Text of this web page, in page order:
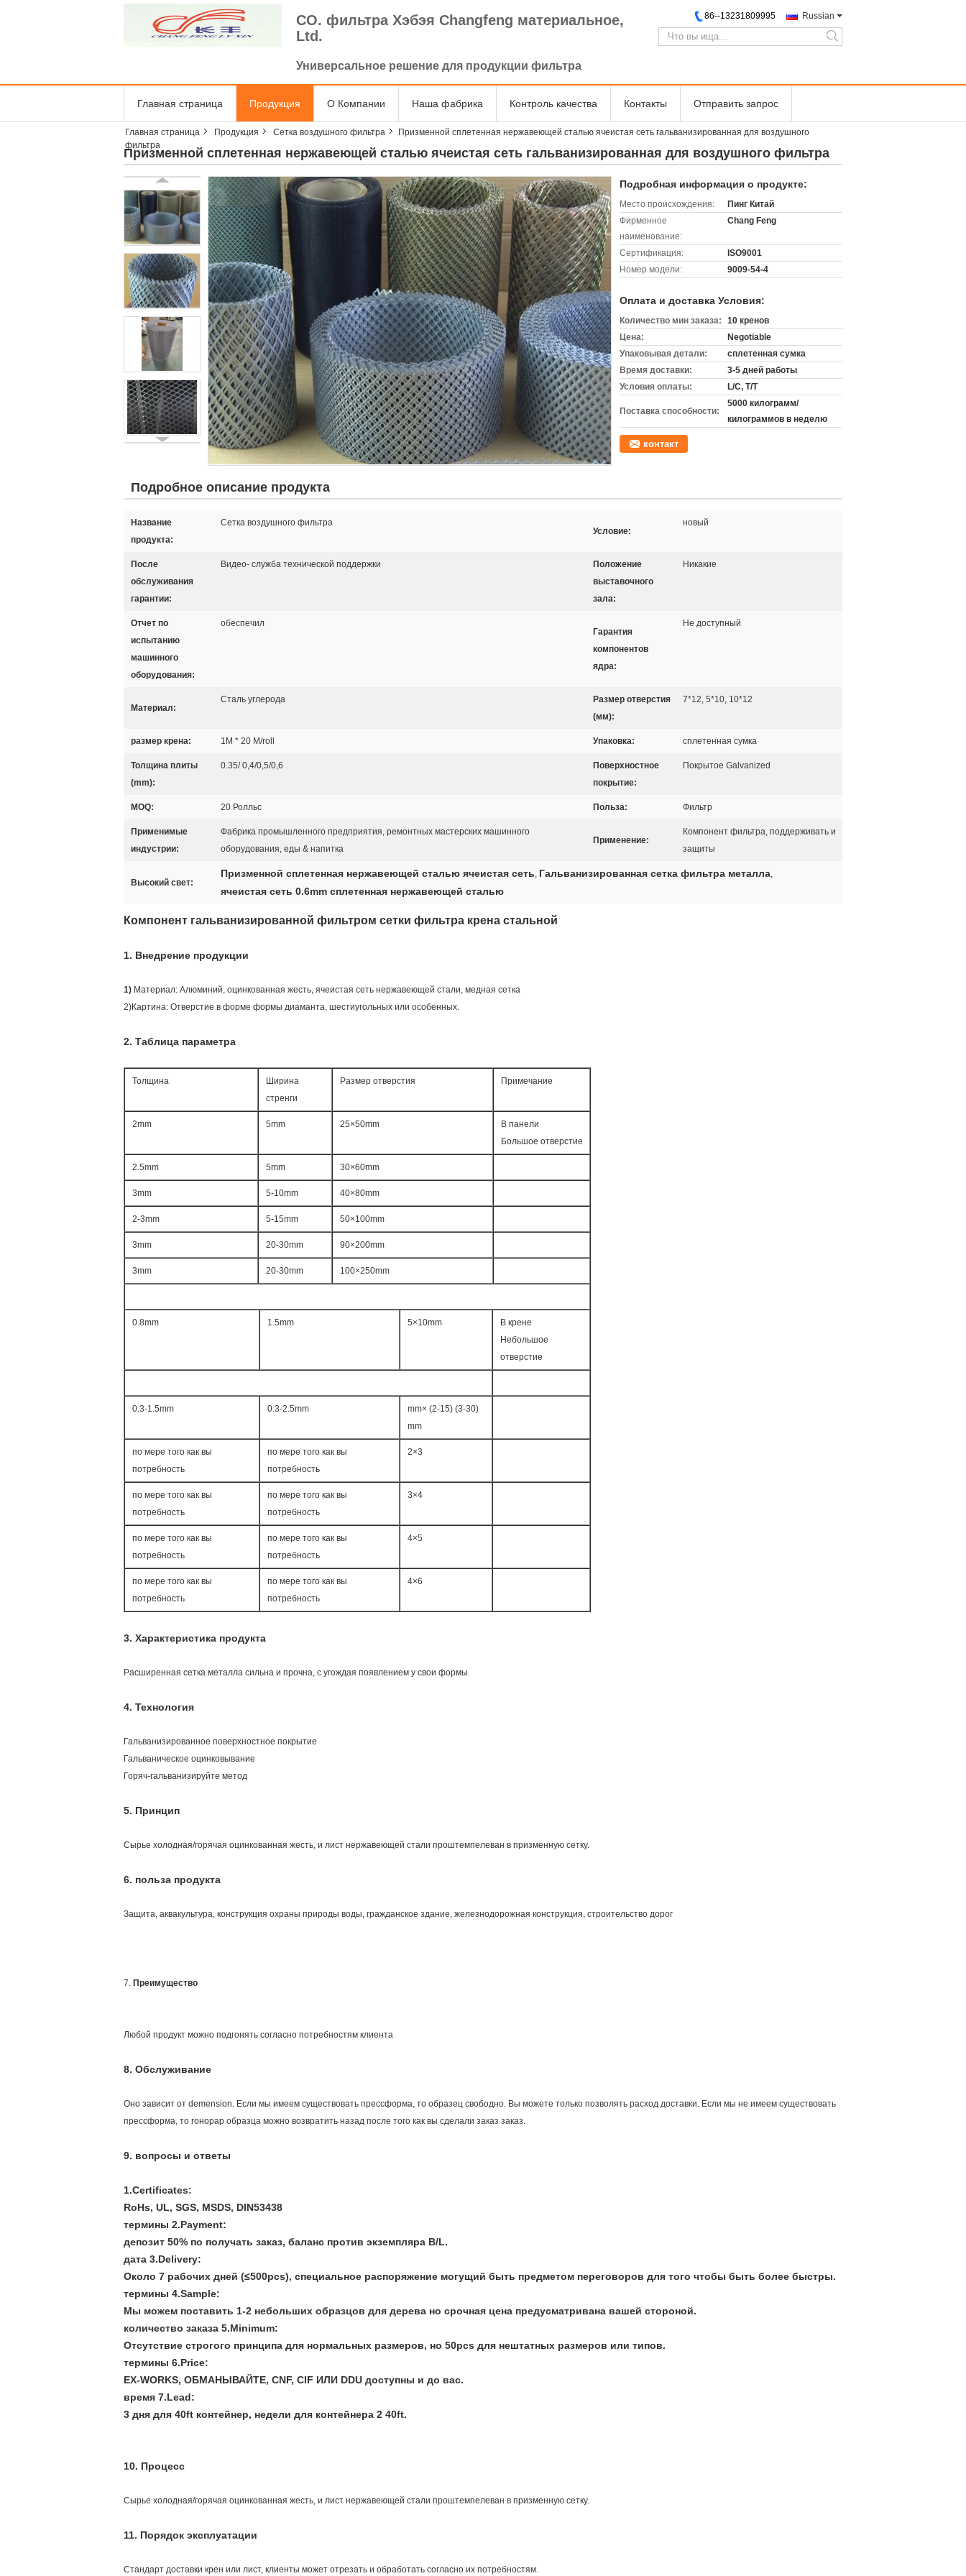
CO. фильтра Хэбэя Changfeng материальное,
Ltd.
Универсальное решение для продукции фильтра
Russian
86--13231809995
search
Главная страница Продукция О Компании Наша фабрика Контроль качества Контакты Отправить запрос
Главная страница Продукция Сетка воздушного фильтра
Призменной сплетенная нержавеющей сталью ячеистая сеть гальванизированная для воздушного
фильтра
Призменной сплетенная нержавеющей сталью ячеистая сеть гальванизированная для воздушного фильтра
Подробная информация о продукте:
Место происхождения:
Пинг Китай
Фирменное
наименование:
Chang Feng
Сертификация:
ISO9001
Номер модели:
9009-54-4
Оплата и доставка Условия:
Количество мин заказа:
10 кренов
Цена:
Negotiable
Упаковывая детали:
сплетенная сумка
Время доставки:
3-5 дней работы
Условия оплаты:
L/C, T/T
Поставка способности:
5000 килограмм/
килограммов в неделю
контакт
Подробное описание продукта
Название
продукта:
Сетка воздушного фильтра
Условие:
новый
После
обслуживания
гарантии:
Видео- служба технической поддержки
Положение
выставочного
зала:
Никакие
Отчет по
испытанию
машинного
оборудования:
обеспечил
Гарантия
компонентов
ядра:
Не доступный
Материал:
Сталь углерода
Размер отверстия
(мм):
7*12, 5*10, 10*12
размер крена: 1M * 20 M/roll Упаковка: сплетенная сумка
Толщина плиты
(mm):
0.35/ 0,4/0,5/0,6
Поверхностное
покрытие:
Покрытое Galvanized
MOQ: 20 Ролльс Польза: Фильтр
Применимые
индустрии:
Фабрика промышленного предприятия, ремонтных мастерских машинного
оборудования, еды & напитка
Применение:
Компонент фильтра, поддерживать и
защиты
Высокий свет:
Призменной сплетенная нержавеющей сталью ячеистая сеть, Гальванизированная сетка фильтра металла,
ячеистая сеть 0.6mm сплетенная нержавеющей сталью
Компонент гальванизированной фильтром сетки фильтра крена стальной
1. Внедрение продукции
1) Материал: Алюминий, оцинкованная жесть, ячеистая сеть нержавеющей стали, медная сетка
2)Картина: Отверстие в форме формы диаманта, шестиугольных или особенных.
2. Таблица параметра
Толщина
Ширина
стренги
Размер отверстия Примечание
2mm 5mm 25×50mm
В панели
Большое отверстие
2.5mm 5mm 30×60mm
3mm 5-10mm 40×80mm
2-3mm 5-15mm 50×100mm
3mm 20-30mm 90×200mm
3mm 20-30mm 100×250mm
0.8mm 1.5mm 5×10mm
В крене
Небольшое
отверстие
0.3-1.5mm 0.3-2.5mm
mm× (2-15) (3-30)
mm
по мере того как вы
потребность
по мере того как вы
потребность
2×3
по мере того как вы
потребность
по мере того как вы
потребность
3×4
по мере того как вы
потребность
по мере того как вы
потребность
4×5
по мере того как вы
потребность
по мере того как вы
потребность
4×6
3. Характеристика продукта
Расширенная сетка металла сильна и прочна, с угождая появлением у свои формы.
4. Технология
Гальванизированное поверхностное покрытие
Гальваническое оцинковывание
Горяч-гальванизируйте метод
5. Принцип
Сырье холодная/горячая оцинкованная жесть, и лист нержавеющей стали проштемпелеван в призменную сетку.
6. польза продукта
Защита, аквакультура, конструкция охраны природы воды, гражданское здание, железнодорожная конструкция, строительство дорог
7. Преимущество
Любой продукт можно подгонять согласно потребностям клиента
8. Обслуживание
Оно зависит от demension. Если мы имеем существовать прессформа, то образец свободно. Вы можете только позволять расход доставки. Если мы не имеем существовать
прессформа, то гонорар образца можно возвратить назад после того как вы сделали заказ заказ.
9. вопросы и ответы
1.Certificates:
RoHs, UL, SGS, MSDS, DIN53438
термины 2.Payment:
депозит 50% по получать заказ, баланс против экземпляра B/L.
дата 3.Delivery:
Около 7 рабочих дней (≤500pcs), специальное распоряжение могущий быть предметом переговоров для того чтобы быть более быстры.
термины 4.Sample:
Мы можем поставить 1-2 небольших образцов для дерева но срочная цена предусматривана вашей стороной.
количество заказа 5.Minimum:
Отсутствие строгого принципа для нормальных размеров, но 50pcs для нештатных размеров или типов.
термины 6.Price:
EX-WORKS, ОБМАНЫВАЙТЕ, CNF, CIF ИЛИ DDU доступны и до вас.
время 7.Lead:
3 дня для 40ft контейнер, недели для контейнера 2 40ft.
10. Процесс
Сырье холодная/горячая оцинкованная жесть, и лист нержавеющей стали проштемпелеван в призменную сетку.
11. Порядок эксплуатации
Стандарт доставки крен или лист, клиенты может отрезать и обработать согласно их потребностям.